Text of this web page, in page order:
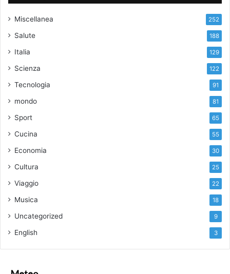
Miscellanea 252
Salute 188
Italia 129
Scienza 122
Tecnologia 91
mondo 81
Sport 65
Cucina 55
Economia 30
Cultura 25
Viaggio 22
Musica 18
Uncategorized 9
English 3